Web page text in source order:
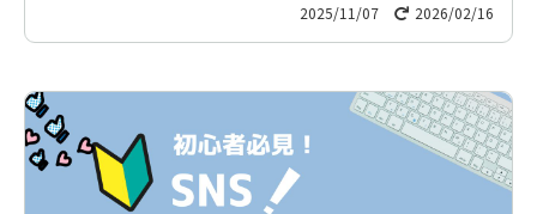
2025/11/07 2026/02/16